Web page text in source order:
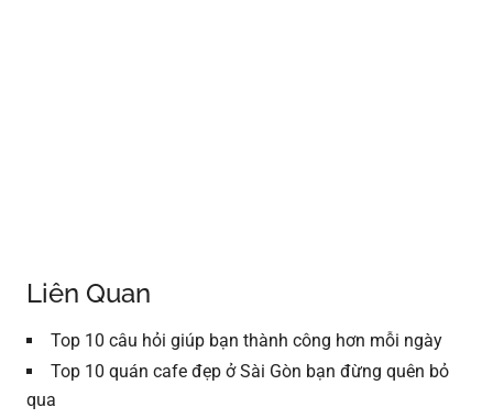
Liên Quan
Top 10 câu hỏi giúp bạn thành công hơn mỗi ngày
Top 10 quán cafe đẹp ở Sài Gòn bạn đừng quên bỏ
qua